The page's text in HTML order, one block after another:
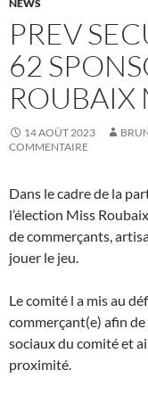
NEWS
PREV
62
ROUBAIX
14 AOÛT 2023
COMMENTAIRE
Dans le cadre de la
l’élection Miss
de commerçants,
jouer le jeu.
Le comité l a mis au
commerçant(e) afin
sociaux du comité et
proximité.